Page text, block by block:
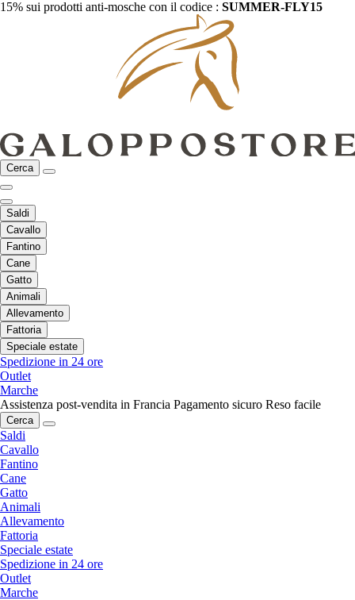
15% sui prodotti anti-mosche con il codice : SUMMER-FLY15
Cerca
Saldi
Cavallo
Fantino
Cane
Gatto
Animali
Allevamento
Fattoria
Speciale estate
Spedizione in 24 ore
Outlet
Marche
Assistenza post-vendita in Francia Pagamento sicuro Reso facile
Cerca
Saldi
Cavallo
Fantino
Cane
Gatto
Animali
Allevamento
Fattoria
Speciale estate
Spedizione in 24 ore
Outlet
Marche